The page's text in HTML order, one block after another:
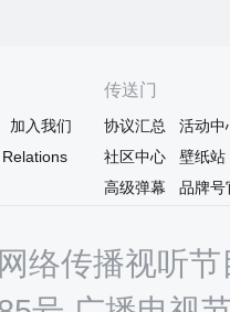
加入我们
传送门
协议汇总
活动中
社区中心
壁纸站
高级弹幕
品牌号
络传播视听